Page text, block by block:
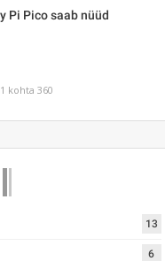
Pi Pico saab nüüd
1 kohta 360
13
6